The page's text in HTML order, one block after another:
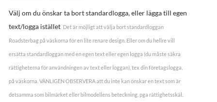
Välj om du önskar ta bort standardlogga, eller lägga till egen
text/logga istället Det är möjligt att välja bort standardloggan
Roadsterbag på väskorna för en lite renare design. Eller om du hellre vill
ersätta standardloggan med en egen text eller egen logga (du måste säkra
rättigheterna för användningen av text eller loggan), tex din företagslogga,
på väskorna. VÄNLIGEN OBSERVERA att du inte kan önskar en text som är
detsamma som bilmärket eller bilmodellens beteckning, pga rättighetsskäl.